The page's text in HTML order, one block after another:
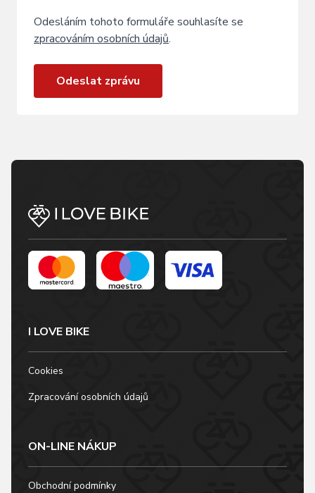
Odesláním tohoto formuláře souhlasíte se
zpracováním osobních údajů.
Odeslat zprávu
I LOVE BIKE
Cookies
Zpracování osobních údajů
ON-LINE NÁKUP
Obchodní podmínky